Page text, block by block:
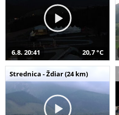
6.8. 20:41 20,7 °C
Strednica - Ždiar (24 km)